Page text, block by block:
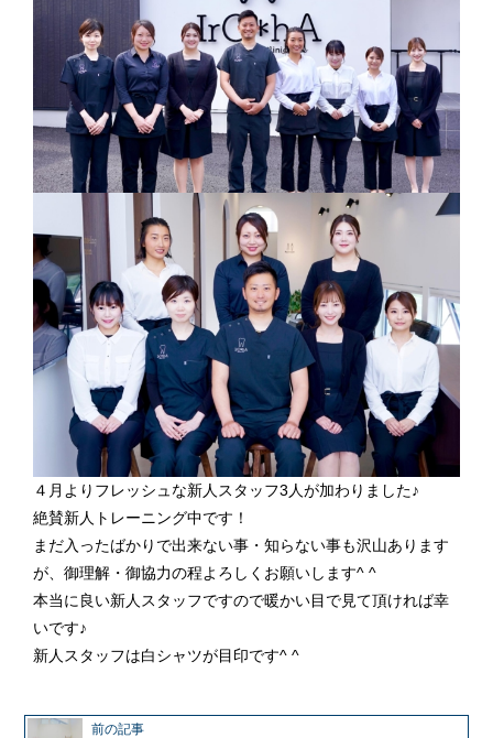
４月よりフレッシュな新人スタッフ3人が加わりました♪
絶賛新人トレーニング中です！
まだ入ったばかりで出来ない事・知らない事も沢山あります
が、御理解・御協力の程よろしくお願いします^ ^
本当に良い新人スタッフですので暖かい目で見て頂ければ幸
いです♪
新人スタッフは白シャツが目印です^ ^
前の記事